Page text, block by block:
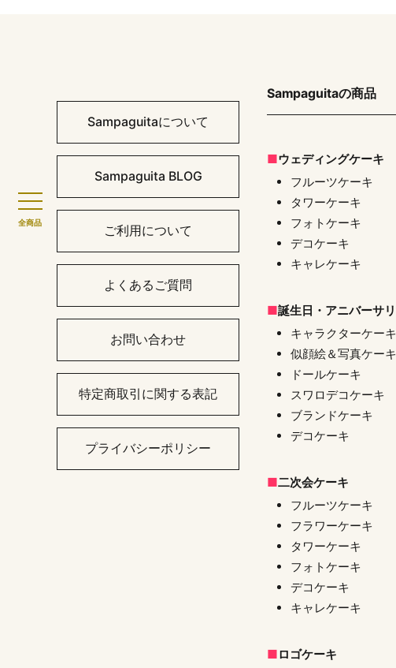
全商品
Sampaguitaについて
Sampaguita BLOG
ご利用について
よくあるご質問
お問い合わせ
特定商取引に関する表記
プライバシーポリシー
Sampaguitaの商品
ウェディングケーキ
フルーツケーキ
タワーケーキ
フォトケーキ
デコケーキ
キャレケーキ
誕生日・アニバーサ
キャラクターケーキ
似顔絵＆写真ケーキ
ドールケーキ
スワロデコケーキ
ブランドケーキ
デコケーキ
二次会ケーキ
フルーツケーキ
フラワーケーキ
タワーケーキ
フォトケーキ
デコケーキ
キャレケーキ
ロゴケーキ